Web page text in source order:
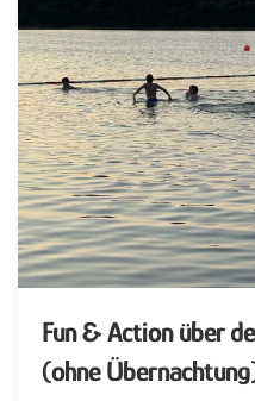
Fun & Action über
(ohne